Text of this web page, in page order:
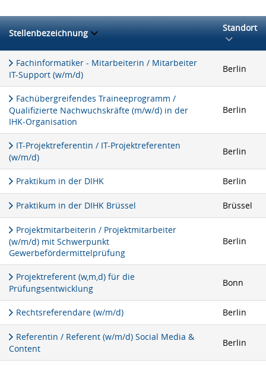
Stellenbezeichnung Standort
Fachinformatiker - Mitarbeiterin / Mitarbeiter
IT-Support (w/m/d)
Berlin
Fachübergreifendes Traineeprogramm /
Qualifizierte Nachwuchskräfte (m/w/d) in der
IHK-Organisation
Berlin
IT-Projektreferentin / IT-Projektreferenten
(w/m/d)
Berlin
Praktikum in der DIHK Berlin
Praktikum in der DIHK Brüssel Brüssel
Projektmitarbeiterin / Projektmitarbeiter
(w/m/d) mit Schwerpunkt
Gewerbefördermittelprüfung
Berlin
Projektreferent (w,m,d) für die
Prüfungsentwicklung
Bonn
Rechtsreferendare (w/m/d) Berlin
Referentin / Referent (w/m/d) Social Media &
Content
Berlin